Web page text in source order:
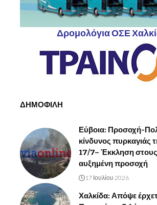
Δρομολόγια ΟΣΕ
ΔΗΜΟΦΙΛΗ
Εύβοια: Προσοχή-
κίνδυνος πυρκαγιάς
17/7– Έκκληση στους
αυξημένη προσοχή
17 Ιουλίου 2026
Χαλκίδα: Απόψε